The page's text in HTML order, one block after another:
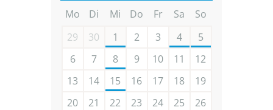
Mo Di Mi Do Fr Sa
So
29
30 1 2 3 4
5
6
7 8 9 10 11
12
13
14 15 16 17 18
19
20
21 22 23 24 25
26